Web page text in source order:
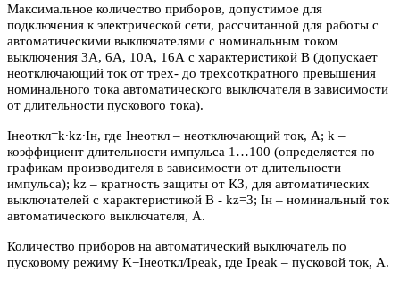
Максимальное количество приборов, допустимое для
подключения к электрической сети, рассчитанной для работы с
автоматическими выключателями с номинальным током
выключения 3А, 6А, 10А, 16А с характеристикой В (допускает
неотключающий ток от трех- до трехсоткратного превышения
номинального тока автоматического выключателя в зависимости
от длительности пускового тока).
Iнеоткл=k∙kz∙Iн, где Iнеоткл – неотключающий ток, А; k –
коэффициент длительности импульса 1…100 (определяется по
графикам производителя в зависимости от длительности
импульса); kz – кратность защиты от КЗ, для автоматических
выключателей с характеристикой В - kz=3; Iн – номинальный ток
автоматического выключателя, А.
Количество приборов на автоматический выключатель по
пусковому режиму K=Iнеоткл/Ipeak, где Ipeak – пусковой ток, А.